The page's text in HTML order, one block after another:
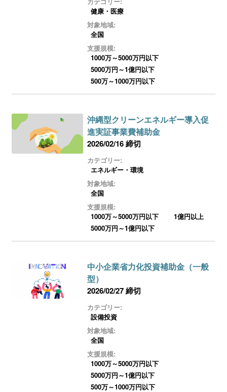
健康・医療
対象地域:
全国
支援規模:
1000万～5000万円以下
5000万円～1億円以下
500万～1000万円以下
沖縄型クリーンエネルギー導入促
進実証事業費補助金
2026/02/16 締切
カテゴリー:
エネルギー・環境
対象地域:
全国
支援規模:
1000万～5000万円以下
1億円以上
5000万円～1億円以下
中小企業省力化投資補助金（一般
型）
2026/02/27 締切
カテゴリー:
設備投資
対象地域:
全国
支援規模:
1000万～5000万円以下
5000万円～1億円以下
500万～1000万円以下